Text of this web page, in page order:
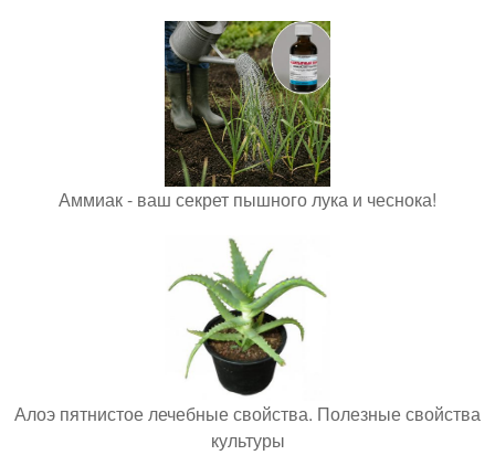
Аммиак - ваш секрет пышного лука и чеснока!
Алоэ пятнистое лечебные свойства. Полезные свойства
культуры